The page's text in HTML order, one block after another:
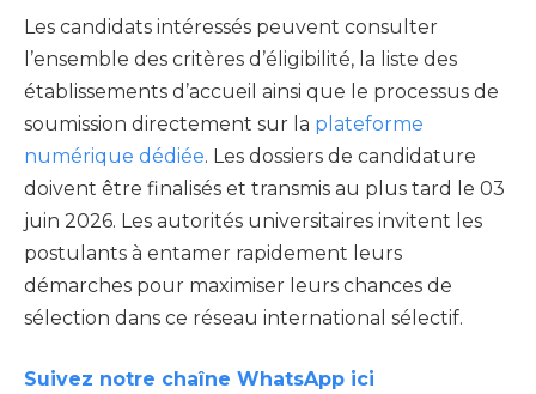
Les candidats intéressés peuvent consulter
l’ensemble des critères d’éligibilité, la liste des
établissements d’accueil ainsi que le processus de
soumission directement sur la plateforme
numérique dédiée. Les dossiers de candidature
doivent être finalisés et transmis au plus tard le 03
juin 2026. Les autorités universitaires invitent les
postulants à entamer rapidement leurs
démarches pour maximiser leurs chances de
sélection dans ce réseau international sélectif.
Suivez notre chaîne WhatsApp ici